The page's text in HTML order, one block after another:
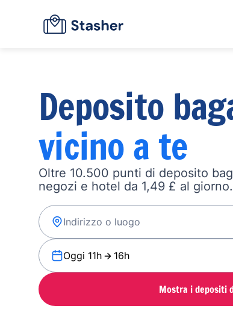
Deposito
vicino a te
Oltre 10.500 punti di deposito
negozi e hotel da 1,49 £ al giorno.
Oggi 11h 16h
Mostra i depositi